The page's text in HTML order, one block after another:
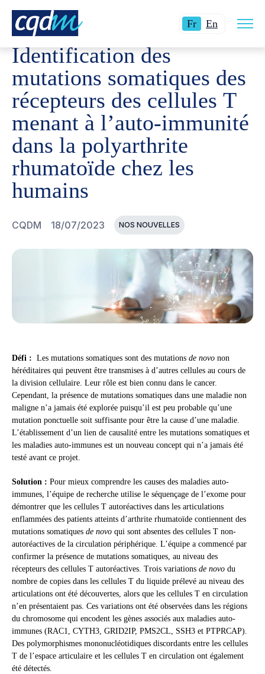
FrLangue
En Switchla
site
CQDM NOUVELLES ET ÉVÉNEMENTS
Identification des
mutations somatiques des
récepteurs des cellules T
menant à l’auto-immunité
dans la polyarthrite
rhumatoïde chez les
humains
CQDM 18/07/2023 NOS NOUVELLES
Défi : Les mutations somatiques sont des mutations de novo non
héréditaires qui peuvent être transmises à d’autres cellules au cours de
la division cellulaire. Leur rôle est bien connu dans le cancer.
Cependant, la présence de mutations somatiques dans une maladie non
maligne n’a jamais été explorée puisqu’il est peu probable qu’une
mutation ponctuelle soit suffisante pour être la cause d’une maladie.
L’établissement d’un lien de causalité entre les mutations somatiques et
les maladies auto-immunes est un nouveau concept qui n’a jamais été
testé avant ce projet.
Solution : Pour mieux comprendre les causes des maladies auto-
immunes, l’équipe de recherche utilise le séquençage de l’exome pour
démontrer que les cellules T autoréactives dans les articulations
enflammées des patients atteints d’arthrite rhumatoïde contiennent des
mutations somatiques de novo qui sont absentes des cellules T non-
autoréactives de la circulation périphérique. L’équipe a commencé par
confirmer la présence de mutations somatiques, au niveau des
récepteurs des cellules T autoréactives. Trois variations de novo du
nombre de copies dans les cellules T du liquide prélevé au niveau des
articulations ont été découvertes, alors que les cellules T en circulation
n’en présentaient pas. Ces variations ont été observées dans les régions
du chromosome qui encodent les gènes associés aux maladies auto-
immunes (RAC1, CYTH3, GRID2IP, PMS2CL, SSH3 et PTPRCAP).
Des polymorphismes mononucléotidiques discordants entre les cellules
T de l’espace articulaire et les cellules T en circulation ont également
été détectés.